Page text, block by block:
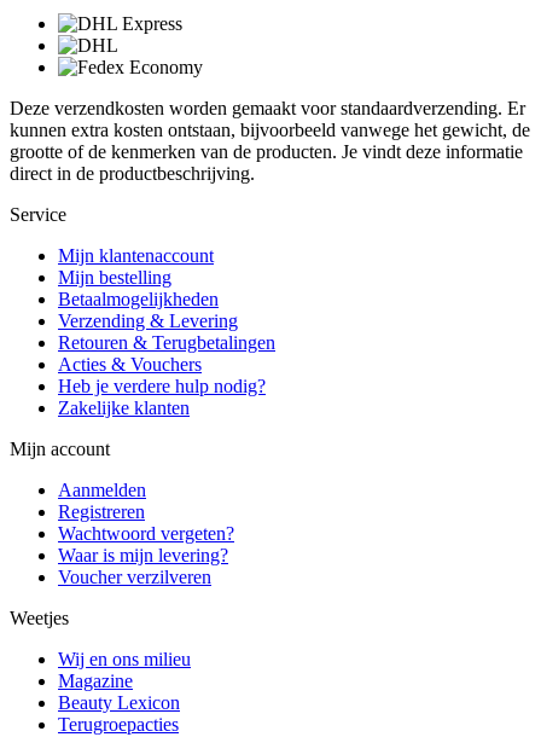
Deze verzendkosten worden gemaakt voor standaardverzending. Er
kunnen extra kosten ontstaan, bijvoorbeeld vanwege het gewicht, de
grootte of de kenmerken van de producten. Je vindt deze informatie
direct in de productbeschrijving.
Service
Mijn klantenaccount
Mijn bestelling
Betaalmogelijkheden
Verzending & Levering
Retouren & Terugbetalingen
Acties & Vouchers
Heb je verdere hulp nodig?
Zakelijke klanten
Mijn account
Aanmelden
Registreren
Wachtwoord vergeten?
Waar is mijn levering?
Voucher verzilveren
Weetjes
Wij en ons milieu
Magazine
Beauty Lexicon
Terugroepacties